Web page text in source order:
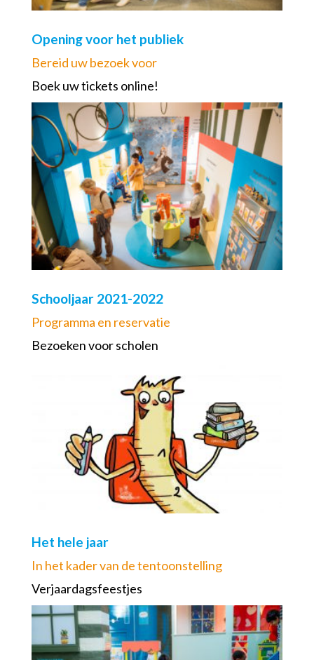
Opening voor het publiek
Bereid uw bezoek voor
Boek uw tickets online!
Schooljaar 2021-2022
Programma en reservatie
Bezoeken voor scholen
Het hele jaar
In het kader van de tentoonstelling
Verjaardagsfeestjes